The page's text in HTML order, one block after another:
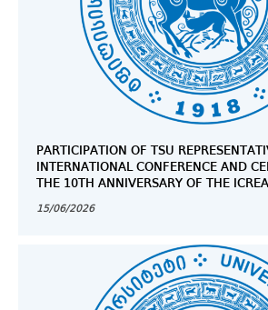
PARTICIPATION OF TSU
INTERNATIONAL CONFERENCE AND
THE 10TH ANNIVERSARY OF THE
15/06/2026